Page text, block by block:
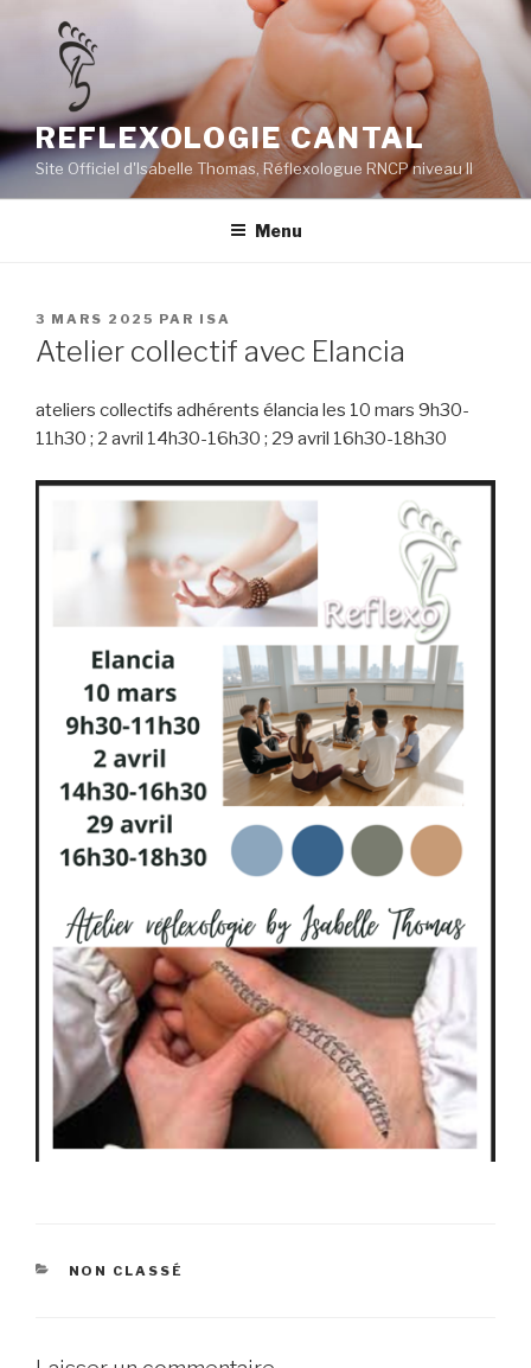
contenu
REFLEXOLOGIE CANTAL
Site Officiel d'Isabelle Thomas, Réflexologue RNCP niveau II
Menu
PUBLIÉ
LE
3 MARS 2025 PAR ISA
Atelier collectif avec Elancia
ateliers collectifs adhérents élancia les 10 mars 9h30-
11h30 ; 2 avril 14h30-16h30 ; 29 avril 16h30-18h30
CATÉGORIES
NON CLASSÉ